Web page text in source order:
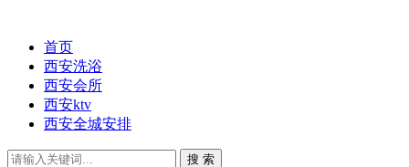
首页
西安洗浴
西安会所
西安ktv
西安全城安排
搜 索